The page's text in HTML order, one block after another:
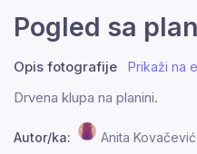
Pogled sa
Opis fotografije Prikaži na
Drvena klupa na planini.
Autor/ka: Anita Kovačević